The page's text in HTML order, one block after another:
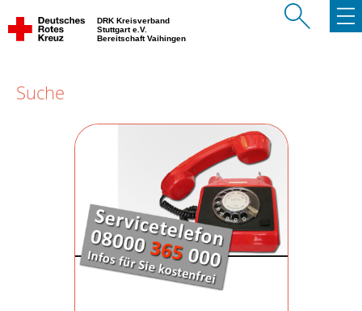
DRK Kreisverband
Stuttgart e.V.
Bereitschaft Vaihingen
Suche